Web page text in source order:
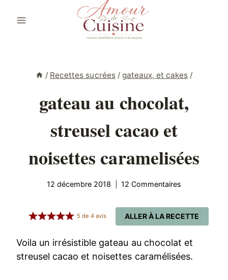
/ Recettes sucrées / gateaux, et cakes /
gateau au chocolat,
streusel cacao et
noisettes caramelisées
12 décembre 2018 12 Commentaires
ALLER À LA RECETTE
5 de4 avis
Voila un irrésistible gateau au chocolat et
streusel cacao et noisettes caramélisées.